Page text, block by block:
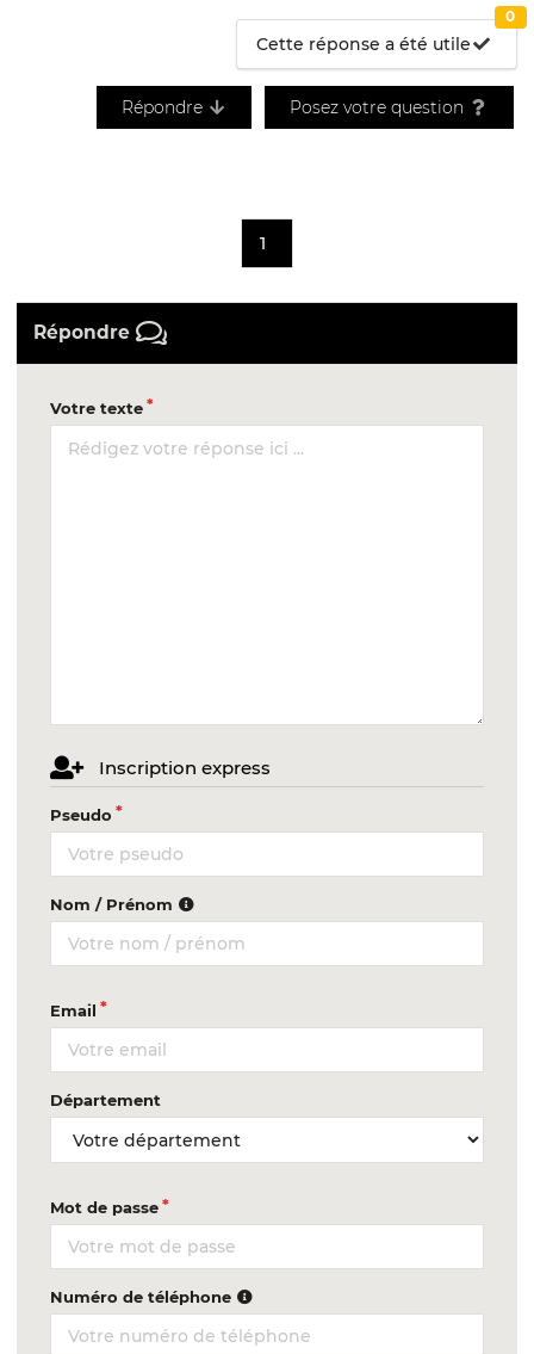
Cette réponse a été utile
0
Répondre Posez votre question
1
Répondre
Votre texte
Inscription express
Pseudo
Nom / Prénom
Email
Département
Mot de passe
Numéro de téléphone